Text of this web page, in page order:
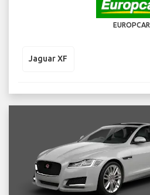
EUROPCAR
Jaguar XF